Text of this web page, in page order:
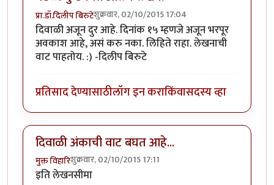
प्रा.डॉ.दिलीप बिरुटेशुक्रवार, 02/10/2015 17:04
दिवाळी अजून दुर आहे. दिनांक १५ म्हणजे अजून भरपूर
अवकाश आहे, असं करु नका. लिहिते राहा. लेखनाची
वाट पाहतोय. :) -दिलीप बिरुटे
प्रतिसाद देण्यासाठीलॉग इन कराकिंवासदस्य व्हा
दिवाळी अंकाची वाट बघत आहे...
मुक्त विहारिशुक्रवार, 02/10/2015 17:11
इति लेखनसीमा